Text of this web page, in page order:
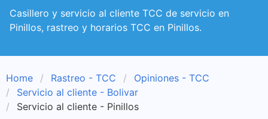
Casillero y servicio al cliente TCC de servicio en
Pinillos, rastreo y horarios TCC en Pinillos.
Home Rastreo - TCC
Opiniones - TCC
Servicio al cliente - Bolivar
Servicio al cliente - Pinillos